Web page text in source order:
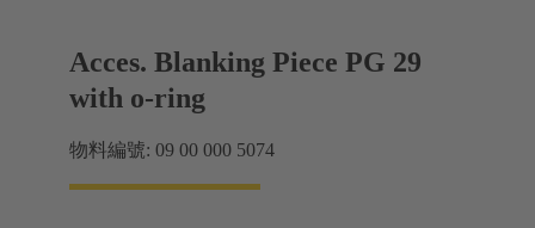
Acces. Blanking Piece PG 29
with o-ring
物料編號: 09 00 000 5074